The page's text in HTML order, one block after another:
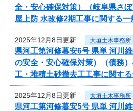
全・安心確保対策）（岐阜県さぼ
屋上防 水改修2期工事に関する
2025年12月8日更新 大垣土木事務所
県河工第河修暮安6号 県単 河川
の安全・安心確保対策）（債務
工・堆積土砂撤去工工事に関す
2025年12月8日更新 大垣土木事務所
県河工第河修暮安5号 県単 河川